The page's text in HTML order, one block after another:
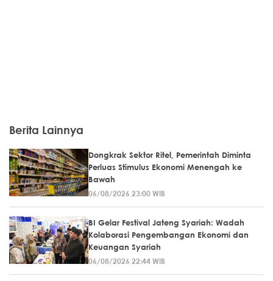
Berita Lainnya
Dongkrak Sektor Ritel, Pemerintah Diminta
Perluas Stimulus Ekonomi Menengah ke
Bawah
06/08/2026 23:00 WIB
BI Gelar Festival Jateng Syariah: Wadah
Kolaborasi Pengembangan Ekonomi dan
Keuangan Syariah
06/08/2026 22:44 WIB